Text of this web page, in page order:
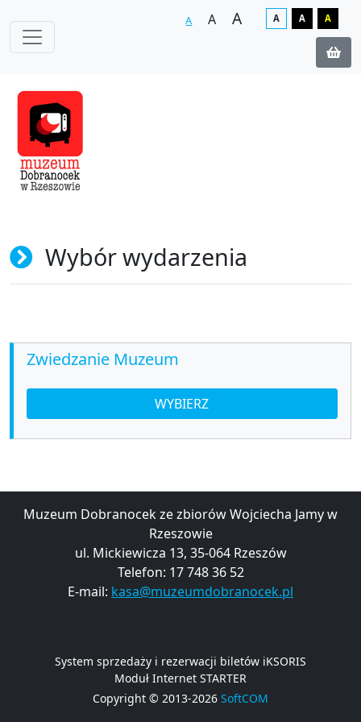
A A A A A A
Wybór wydarzenia
Zwiedzanie Muzeum
WYBIERZ
Muzeum Dobranocek ze zbiorów Wojciecha Jamy w
Rzeszowie
ul. Mickiewicza 13, 35-064 Rzeszów
Telefon: 17 748 36 52
E-mail: kasa@muzeumdobranocek.pl
System sprzedaży i rezerwacji biletów iKSORIS
Moduł Internet STARTER
Copyright © 2013-2026 SoftCOM